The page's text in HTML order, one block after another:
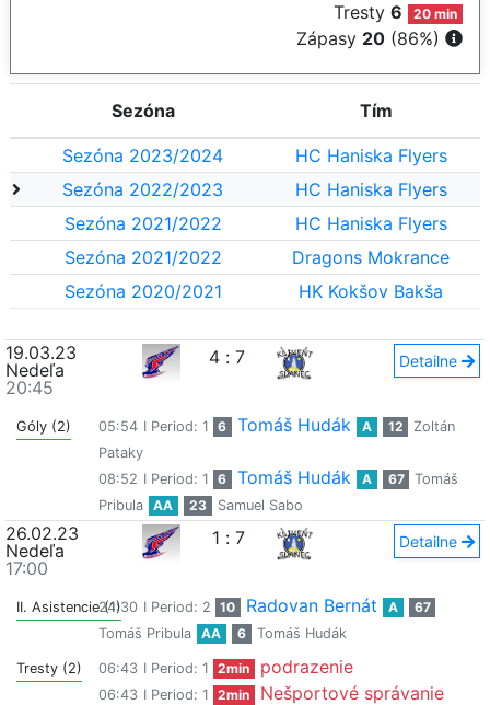
Tresty6 20 min
Zápasy 20 (86%)
Sezóna Tím
Sezóna 2023/2024
HC Haniska Flyers
Sezóna 2022/2023
HC Haniska Flyers
Sezóna 2021/2022
HC Haniska Flyers
Sezóna 2021/2022
Dragons Mokrance
Sezóna 2020/2021
HK Kokšov Bakša
19.03.23
Nedeľa
20:45
4 : 7 Detailne
Góly (2) 05:54 I Period: 1 6 Tomáš Hudák A 12
Zoltán
Pataky
08:52 I Period: 1 6 Tomáš Hudák A 67
Tomáš
Pribula
AA 23 Samuel Sabo
26.02.23
Nedeľa
17:00
1 : 7 Detailne
II. Asistencie (1)
24:30 I Period: 2 10 Radovan Bernát A
67
Tomáš Pribula
AA 6 Tomáš Hudák
Tresty (2) 06:43 I Period: 1 2min podrazenie
06:43 I Period: 1 2min
Nešportové správanie